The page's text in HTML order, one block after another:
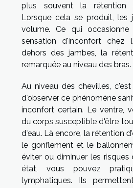
plus souvent la rétention
Lorsque cela se produit, les
volume. Ce qui occasionne
sensation d'inconfort chez
dehors des jambes, la
remarquée au niveau des bras.
Au niveau des chevilles,
d'observer ce phénomène
inconfort certain. Le ventre,
du corps susceptible d'être
d'eau. Là encore, la rétention
le gonflement et le
éviter ou diminuer les
état, vous pouvez
lymphatiques. Ils